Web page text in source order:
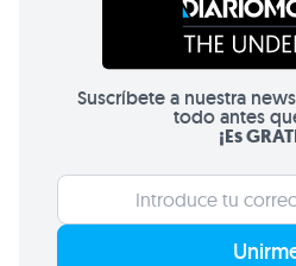
Suscríbete a nuestra
todo antes
¡Es